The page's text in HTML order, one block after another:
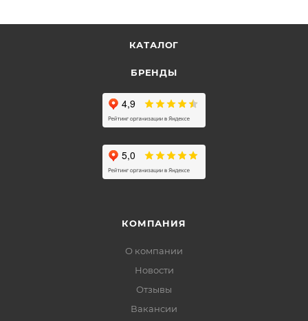
КАТАЛОГ
БРЕНДЫ
КОМПАНИЯ
О компании
Новости
Отзывы
Вакансии